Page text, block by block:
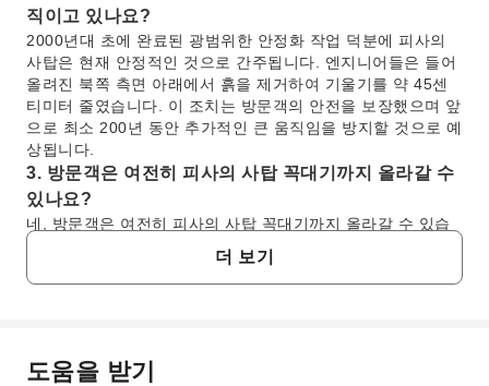
직이고 있나요?
2000년대 초에 완료된 광범위한 안정화 작업 덕분에 피사의
사탑은 현재 안정적인 것으로 간주됩니다. 엔지니어들은 들어
올려진 북쪽 측면 아래에서 흙을 제거하여 기울기를 약 45센
티미터 줄였습니다. 이 조치는 방문객의 안전을 보장했으며 앞
으로 최소 200년 동안 추가적인 큰 움직임을 방지할 것으로 예
상됩니다.
3. 방문객은 여전히 피사의 사탑 꼭대기까지 올라갈 수
있나요?
네, 방문객은 여전히 피사의 사탑 꼭대기까지 올라갈 수 있습
니다. 출입은 신중하게 관리되며, 하루 입장 인원 제한으로 인
해 사전 예약 티켓이 필요한 경우가 많습니다. 올라가는 길에
는 탑 내부의 나선형 계단을 따라 약 251개의 계단을 통과해야
4. 피사의 사탑에 대한 덜 알려진 흥미로운 사실은 무엇
인가요?
더 보기
자주 묻는 질문
도움을 받기